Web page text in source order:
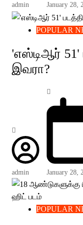
admin January 28,
POPULAR
'எஸ்டிஆர்
இவரா?
admin January 28,
POPULAR